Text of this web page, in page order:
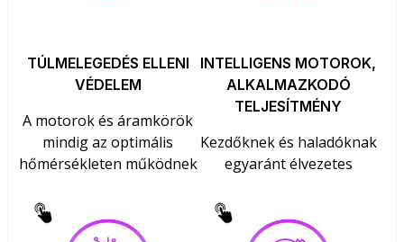
TÚLMELEGEDÉS ELLENI
VÉDELEM
A motorok és áramkörök
mindig az optimális
hőmérsékleten működnek
INTELLIGENS MOTOROK,
ALKALMAZKODÓ
TELJESÍTMÉNY
Kezdőknek és haladóknak
egyaránt élvezetes